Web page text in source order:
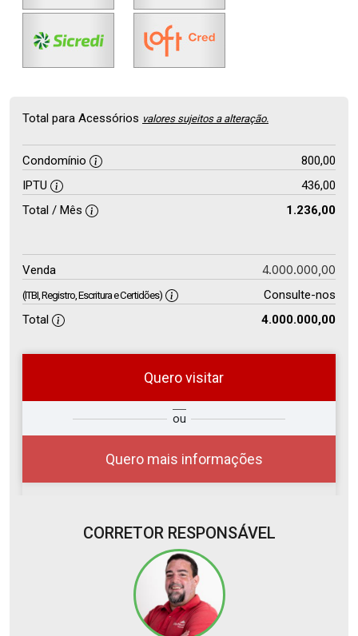
Total para Acessórios valores sujeitos a alteração.
Condomínio
800,00
IPTU
436,00
Total / Mês
1.236,00
Venda 4.000.000,00
(ITBI, Registro, Escritura e Certidões)
Consulte-nos
Total
4.000.000,00
Quero visitar
ou
Quero mais informações
Qual o melhor dia e horário para
você?
06
10:00
CORRETOR RESPONSÁVEL